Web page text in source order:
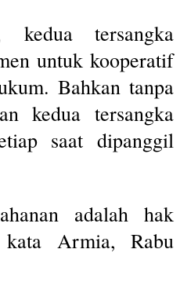
kedua tersangka
untuk kooperatif
Bahkan tanpa
kedua tersangka
saat dipanggil
adalah hak
kata Armia, Rabu